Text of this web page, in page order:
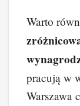
Warto
pracują w
Warszawa